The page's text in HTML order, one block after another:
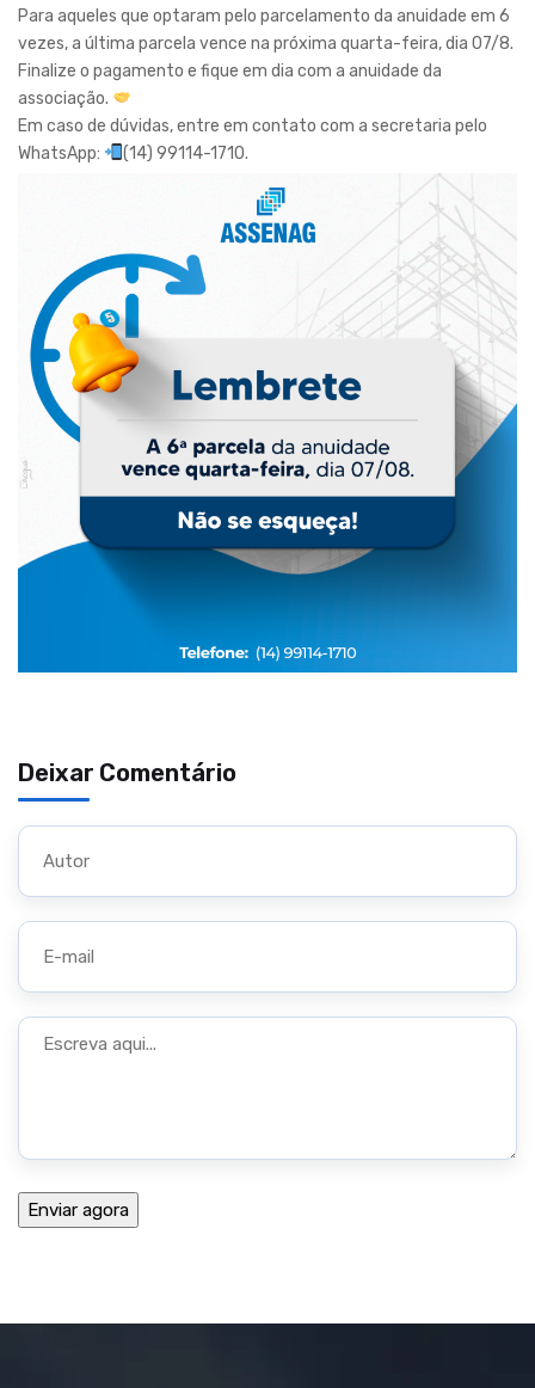
Para aqueles que optaram pelo parcelamento da anuidade em 6
vezes, a última parcela vence na próxima quarta-feira, dia 07/8.
Finalize o pagamento e fique em dia com a anuidade da
associação.
Em caso de dúvidas, entre em contato com a secretaria pelo
WhatsApp:
(14) 99114-1710.
Deixar Comentário